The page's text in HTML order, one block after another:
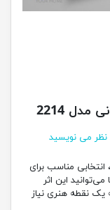
2214
نظر می نویسید
مناسب برای
این اثر
یک نقطه هنری نیاز